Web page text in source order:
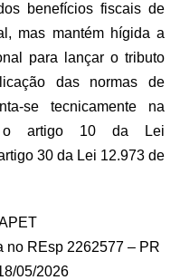
benefícios fiscais de
mas mantém hígida a
para lançar o tributo
das normas de
se tecnicamente na
o artigo 10 da Lei
30 da Lei 12.973 de
no REsp 2262577 – PR
05/2026